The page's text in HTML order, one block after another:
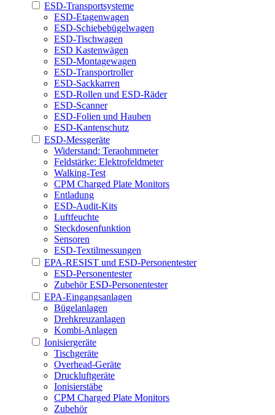
ESD-Transportsysteme
ESD-Etagenwagen
ESD-Schiebebügelwagen
ESD-Tischwagen
ESD Kastenwägen
ESD-Montagewagen
ESD-Transportroller
ESD-Sackkarren
ESD-Rollen und ESD-Räder
ESD-Scanner
ESD-Folien und Hauben
ESD-Kantenschutz
ESD-Messgeräte
Widerstand: Teraohmmeter
Feldstärke: Elektrofeldmeter
Walking-Test
CPM Charged Plate Monitors
Entladung
ESD-Audit-Kits
Luftfeuchte
Steckdosenfunktion
Sensoren
ESD-Textilmessungen
EPA-RESIST und ESD-Personentester
ESD-Personentester
Zubehör ESD-Personentester
EPA-Eingangsanlagen
Bügelanlagen
Drehkreuzanlagen
Kombi-Anlagen
Ionisiergeräte
Tischgeräte
Overhead-Geräte
Druckluftgeräte
Ionisierstäbe
CPM Charged Plate Monitors
Zubehör